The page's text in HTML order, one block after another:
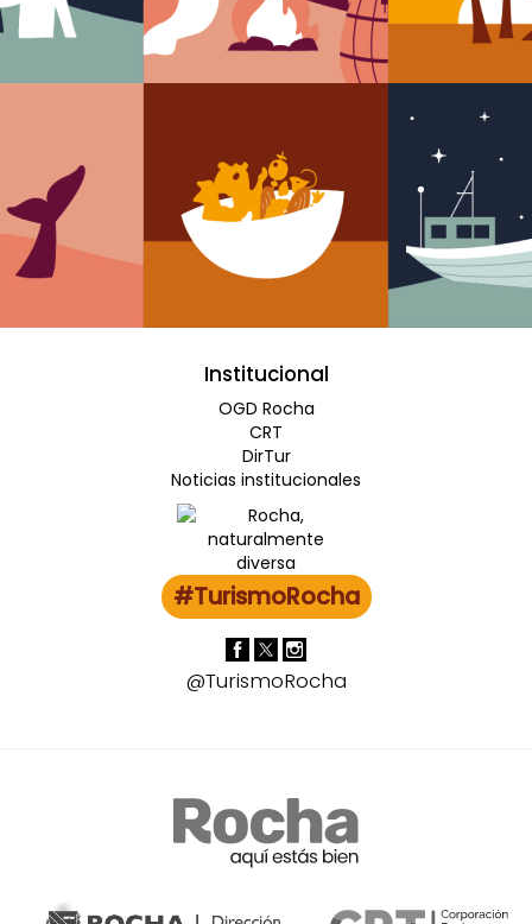
Institucional
OGD Rocha
CRT
DirTur
Noticias institucionales
#TurismoRocha
@TurismoRocha